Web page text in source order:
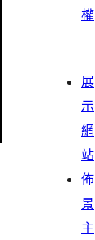
權
展
示
網
站
佈
景
主